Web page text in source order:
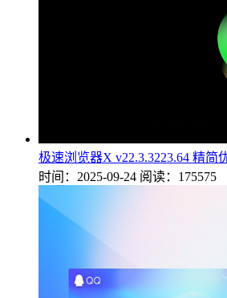
极速浏览器X v22.3.3223.64 精
时间：2025-09-24 阅读：175575